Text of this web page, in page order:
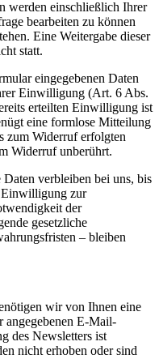
werden einschließlich Ihrer
bearbeiten zu können
Eine Weitergabe dieser
statt.
eingegebenen Daten
Einwilligung (Art. 6 Abs.
erteilten Einwilligung ist
eine formlose Mitteilung
zum Widerruf erfolgten
Widerruf unberührt.
verbleiben bei uns, bis
Einwilligung zur
der
gesetzliche
– bleiben
wir von Ihnen eine
angegebenen E-Mail-
des Newsletters ist
nicht erhoben oder sind